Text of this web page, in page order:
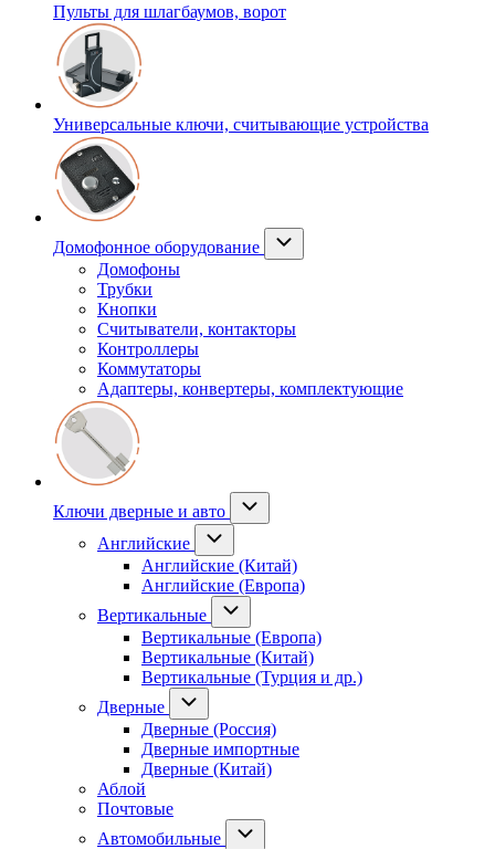
Пульты для шлагбаумов, ворот
Универсальные ключи, считывающие устройства
Домофонное оборудование
Домофоны
Трубки
Кнопки
Считыватели, контакторы
Контроллеры
Коммутаторы
Адаптеры, конвертеры, комплектующие
Ключи дверные и авто
Английские
Английские (Китай)
Английские (Европа)
Вертикальные
Вертикальные (Европа)
Вертикальные (Китай)
Вертикальные (Турция и др.)
Дверные
Дверные (Россия)
Дверные импортные
Дверные (Китай)
Аблой
Почтовые
Автомобильные